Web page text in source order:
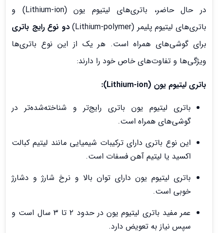
در حال حاضر، باتری‌های لیتیوم یون (Lithium-ion) و
باتری‌های لیتیوم پلیمر (Lithium-polymer)
دو نوع رایج باتری
برای گوشی‌های همراه است. هر یک از این نوع باتری‌ها
ویژگی‌ها و تفاوت‌های خاص خود را دارند:
باتری لیتیوم یون (Lithium-ion):
باتری لیتیوم یون باتری رایج‌تر و شناخته‌شده‌تر در
گوشی‌های همراه است.
این نوع باتری دارای ترکیبات شیمیایی مانند لیتیم کبالت
اکسید یا لیتیم آهن فسفات است.
باتری لیتیوم یون دارای توان بالا و نرخ شارژ و دشارژ
خوبی است.
عمر مفید باتری لیتیوم یون در حدود ۲ تا ۳ سال است و
سپس نیاز به تعویض دارد.